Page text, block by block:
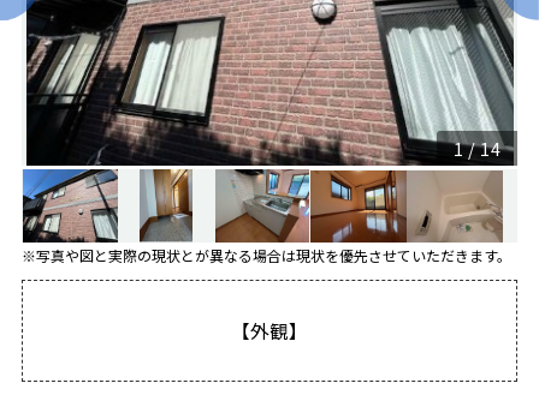
1/14
※写真や図と実際の現状とが異なる場合は現状を優先させていただきます。
【外観】